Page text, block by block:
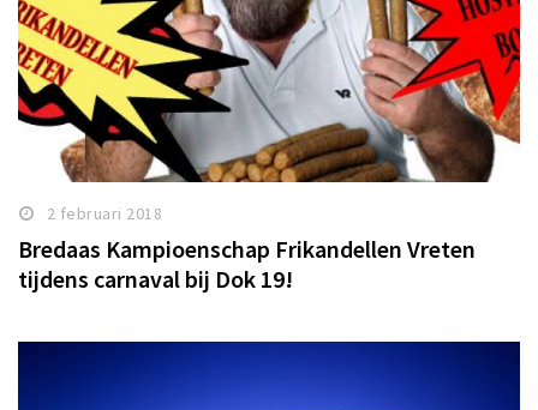
2 februari 2018
Bredaas Kampioenschap Frikandellen Vreten
tijdens carnaval bij Dok 19!